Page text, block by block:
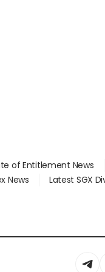
of Entitlement News
News
Latest SGX